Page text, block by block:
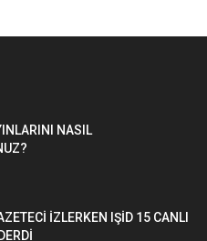
NASIL
İZLERKEN IŞİD 15 CANLI